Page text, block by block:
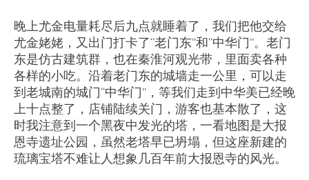
晚上尤金电量耗尽后九点就睡着了，我们把他交给
尤金姥姥，又出门打卡了“老门东”和“中华门”。老门
东是仿古建筑群，也在秦淮河观光带，里面卖各种
各样的小吃。沿着老门东的城墙走一公里，可以走
到老城南的城门“中华门”，等我们走到中华美已经晚
上十点整了，店铺陆续关门，游客也基本散了，这
时我注意到一个黑夜中发光的塔，一看地图是大报
恩寺遗址公园，虽然老塔早已坍塌，但这座新建的
琉璃宝塔不难让人想象几百年前大报恩寺的风光。